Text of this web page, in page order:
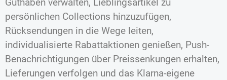
Guthaben verwalten, Lieblingsartikel zu
persönlichen Collections hinzuzufügen,
Rücksendungen in die Wege leiten,
individualisierte Rabattaktionen genießen, Push-
Benachrichtigungen über Preissenkungen erhalten,
Lieferungen verfolgen und das Klarna-eigene